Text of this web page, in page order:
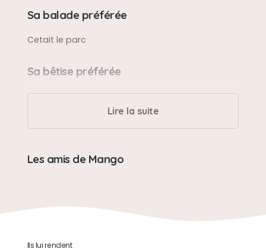
Sa balade préférée
Cetait le parc
Sa bêtise préférée
Faire pipi sur le canaper
Son caractère
Mango etait un chien tres protecteur il aimer
aussi jouer avec les enfant cest copin les chat
Son doudou que lon ma tricoter pour lui il ne le
Lire la suite
Les amis de Mango
Ils lui rendent